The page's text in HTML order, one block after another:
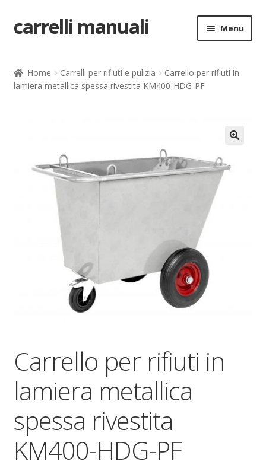
Vai
alla
Vai
al
carrelli manuali Menu
Carrello
Come registrarsi al sito
Ordini
Pagamenti
Pagamento
Home Carrelli per rifiuti e pulizia
Carrello per rifiuti in
lamiera metallica spessa rivestita KM400-HDG-PF
Carrello per rifiuti in
lamiera metallica
spessa rivestita
KM400-HDG-PF